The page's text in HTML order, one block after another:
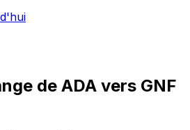
de ADA vers GNF